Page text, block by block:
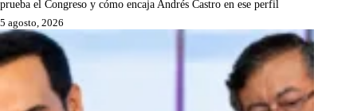
prueba el Congreso y cómo encaja Andrés Castro en ese perfil
5 agosto, 2026